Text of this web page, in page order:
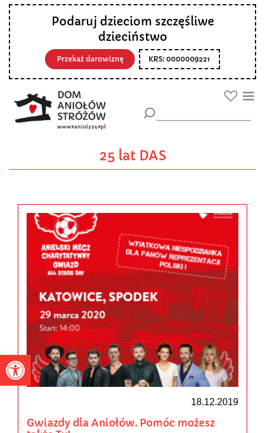
Otwórz pasek narzędzi
Podaruj dzieciom szczęśliwe
dzieciństwo
Przekaż darowiznę KRS: 0000009221
25 lat DAS
18.12.2019
Gwiazdy dla Aniołów. Pomóc możesz